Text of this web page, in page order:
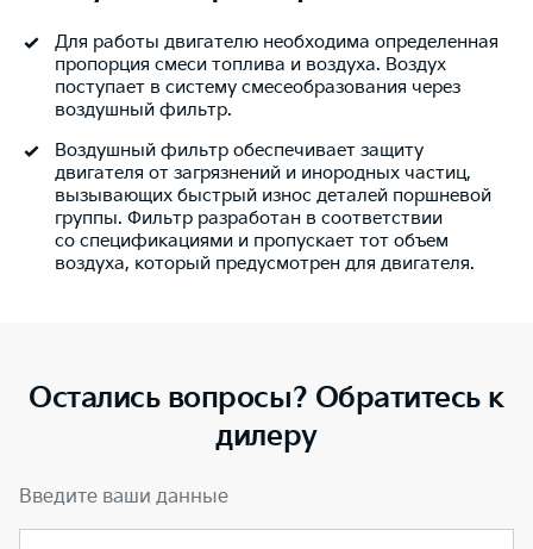
Для работы двигателю необходима определенная
пропорция смеси топлива и воздуха. Воздух
поступает в систему смесеобразования через
воздушный фильтр.
Воздушный фильтр обеспечивает защиту
двигателя от загрязнений и инородных частиц,
вызывающих быстрый износ деталей поршневой
группы. Фильтр разработан в соответствии
со спецификациями и пропускает тот объем
воздуха, который предусмотрен для двигателя.
Остались вопросы? Обратитесь к
дилеру
Введите ваши данные